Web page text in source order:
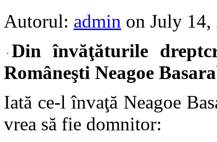
Autorul: admin on July 14,
Din învăţăturile
Româneşti Neagoe
Iată ce-l învaţă Neagoe
vrea să fie domnitor: